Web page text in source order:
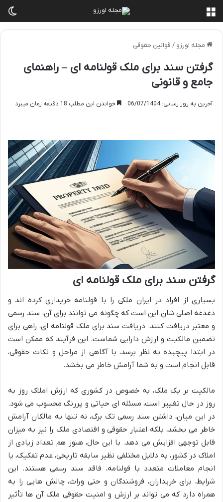
مجله اورزو / قوانین حقوقی
گرفتن سند برای ملک قولنامه ای – راهنمای
جامع و قانونی
آخرین به روز رسانی: 06/07/1404 خواندن این مطلب 18 دقیقه زمان میبرد
گرفتن سند برای ملک قولنامه ای
بسیاری از افراد در ایران ملکی را با قولنامه خریداری کرده اند و
دغدغه اصلی شان این است که چگونه می توانند برای آن، سند رسمی
و معتبر دریافت کنند. دریافت سند برای ملک قولنامه ای، راهی برای
تضمین مالکیت و ارزش دارایی شماست. این فرآیند که ممکن است
در ابتدا پیچیده به نظر برسد، با آگاهی از مراحل و نکات حقوقی،
قابل انجام است و به شما آرامش خاطر می بخشد.
مالکیت بر یک ملک، به خصوص در کشوری که ارزش املاک روز به
روز در حال تغییر است، مسئله ای حیاتی و پررنگ محسوب می شود.
در این میان، داشتن سند رسمی تک برگ، نه تنها به مالکان آرامش
خاطر می بخشد، بلکه اعتبار حقوقی و اقتصادی ملک را نیز به میزان
قابل توجهی افزایش می دهد. با این حال، هنوز هم تعداد زیادی از
املاک در کشور، به دلایل مختلفی نظیر سابقه تاریخی، عدم تفکیک، یا
انجام معاملات متعدد با قولنامه، فاقد سند رسمی هستند. این
شرایط، برای خریداران، فروشندگان و حتی وراث، چالش هایی را به
همراه دارد که می تواند بر ارزش و امنیت حقوقی ملک آن ها تأثیر